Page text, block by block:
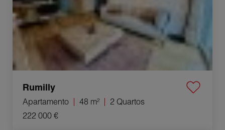
Rumilly
Apartamento 48 m²
2 Quartos
222 000 €